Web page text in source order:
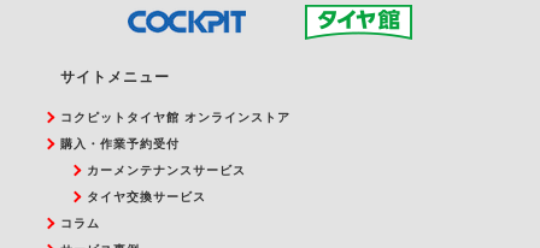
サイトメニュー
コクピットタイヤ館 オンラインストア
購入・作業予約受付
カーメンテナンスサービス
タイヤ交換サービス
コラム